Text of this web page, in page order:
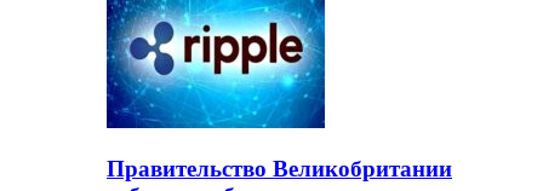
Правительство Великобритании